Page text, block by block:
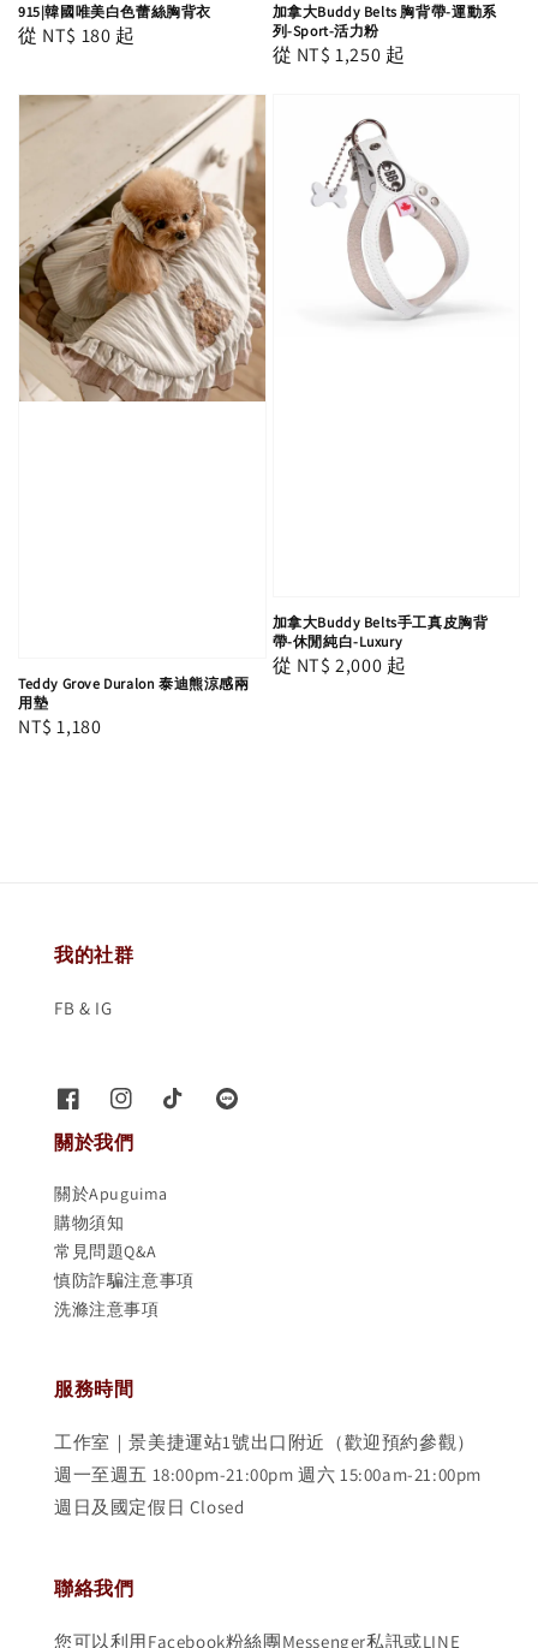
915|韓國唯美白色蕾絲胸背衣
Regular
從 NT$ 180 起
加拿大Buddy Belts 胸背帶-運動系
列-Sport-活力粉
Regular
從 NT$ 1,250 起
Teddy Grove Duralon 泰迪熊涼感兩
用墊
Regular
NT$ 1,180
加拿大Buddy Belts手工真皮胸背
帶-休閒純白-Luxury
Regular
從 NT$ 2,000 起
我的社群
FB & IG
關於我們
關於Apuguima
購物須知
常見問題Q&A
慎防詐騙注意事項
洗滌注意事項
服務時間
工作室｜景美捷運站1號出口附近（歡迎預約參觀）
週一至週五 18:00pm-21:00pm 週六 15:00am-21:00pm
週日及國定假日 Closed
聯絡我們
您可以利用Facebook粉絲團Messenger私訊或LINE